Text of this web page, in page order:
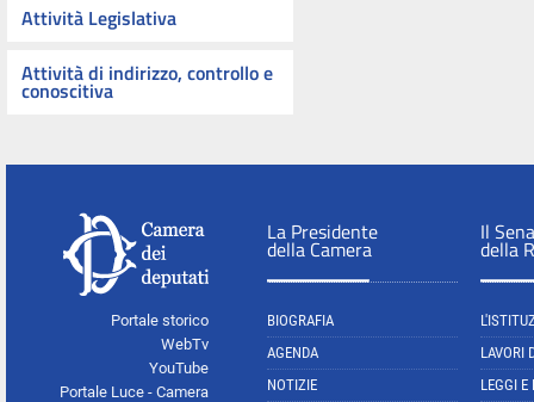
Attività Legislativa
Attività di indirizzo, controllo e
conoscitiva
Portale storico
WebTv
YouTube
Portale Luce - Camera
La Presidente
della Camera
BIOGRAFIA
AGENDA
NOTIZIE
Il
della
LAVORI
LEGGI E